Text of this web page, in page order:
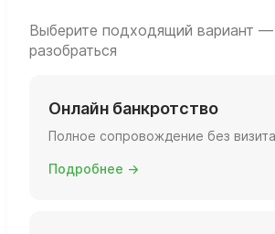
принял и довёл дело до
списания долгов.
Выберите подходящий вариант
разобраться
Онлайн банкротство
Полное сопровождение без
Подробнее →